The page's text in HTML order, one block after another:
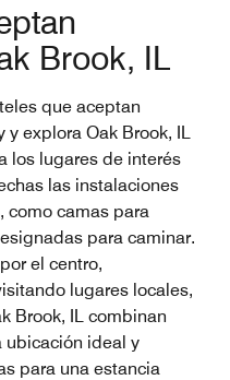
Brook, IL
que aceptan
y explora Oak Brook, IL
los lugares de interés
las instalaciones
como camas para
para caminar.
el centro,
lugares locales,
Brook, IL combinan
ubicación ideal y
para una estancia